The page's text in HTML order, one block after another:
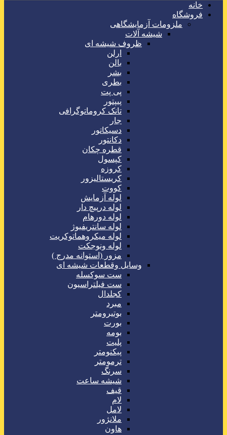
خانه
فروشگاه
ملزومات آزمایشگاهی
شیشه آلات
ظروف شیشه ای
ارلن
بالن
بشر
بطری
پی پت
پیپتور
تانک کروماتوگرافی
جار
دسیکاتور
دکانتور
قطره چکان
کپسول
کروزه
کریستالیزور
کووت
لوله آزمایش
لوله درپیچ دار
لوله دورهام
لوله سانتریفیوژ
لوله میکروهماتوکریت
لوله ونوجکت
مزور (استوانه مدرج )
وسایل وقطعات شیشه ای
ست سوکسله
ست فیلتراسیون
کجلدال
مبرد
بوتیرومتر
بورت
بومه
پلیت
پیکنومتر
ترمومتر
سرنگ
شیشه ساعت
قیف
لام
لامل
ملانژور
هاون